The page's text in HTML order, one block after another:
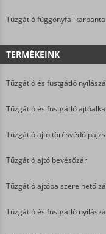
Tűzgátló függönyfal
TERMÉKEINK
Tűzgátló és füstgátló
Tűzgátló és füstgátló
Tűzgátló ajtó törésvédő
Tűzgátló ajtó bevésőzár
Tűzgátló ajtóba szerelhető
Tűzgátló és füstgátló